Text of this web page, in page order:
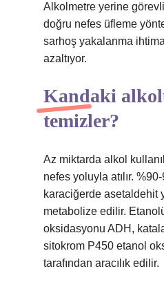
Alkolmetre yerine
doğru nefes üfleme
sarhoş yakalanma
azaltıyor.
Kandaki
temizler?
Az miktarda alkol
nefes yoluyla atılır.
karaciğerde asetaldehit
metabolize edilir.
oksidasyonu ADH,
sitokrom P450 etanol
tarafından aracılık edilir.